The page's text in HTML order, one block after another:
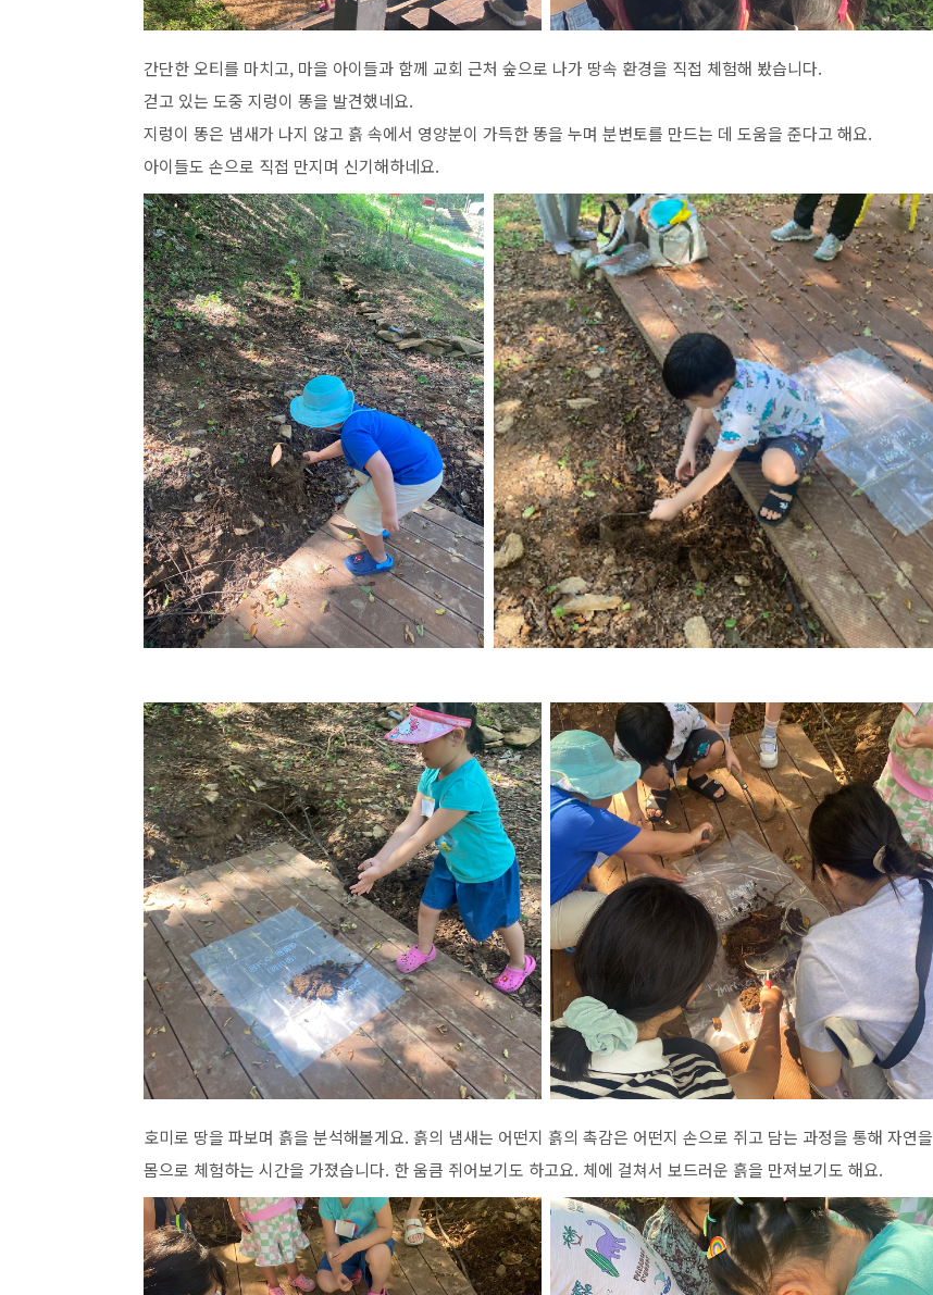
간단한 오티를 마치고, 마을 아이들과 함께 교회 근처 숲으로 나가 땅속 환경을 직접 체험해 봤습니다.
걷고 있는 도중 지렁이 똥을 발견했네요.
지렁이 똥은 냄새가 나지 않고 흙 속에서 영양분이 가득한 똥을 누며 분변토를 만드는 데 도움을 준다고 해요.
아이들도 손으로 직접 만지며 신기해하네요.
호미로 땅을 파보며 흙을 분석해볼게요. 흙의 냄새는 어떤지 흙의 촉감은 어떤지 손으로 쥐고 담는 과정을 통해 자연을
몸으로 체험하는 시간을 가졌습니다. 한 움큼 쥐어보기도 하고요. 체에 걸쳐서 보드러운 흙을 만져보기도 해요.